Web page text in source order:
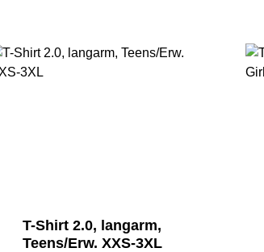
T-Shirt 2.0, langarm,
Teens/Erw. XXS-3XL